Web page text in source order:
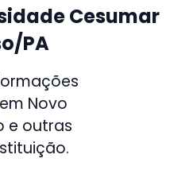
Cesumar
PA
Novo
e outras